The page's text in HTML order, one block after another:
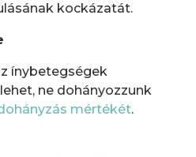
kockázatát.
ínybetegségek
ne dohányozzunk
mértékét.